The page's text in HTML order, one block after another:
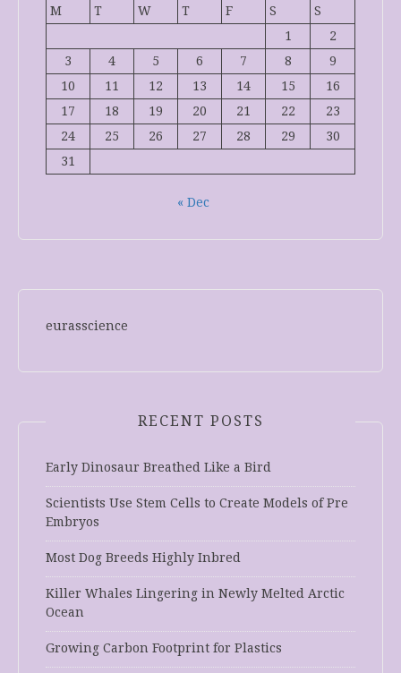
M T W T F S
S
1
2
3
4 5 6 7 8
9
10
11 12 13 14 15
16
17
18 19 20 21 22
23
24
25 26 27 28 29
30
31
« Dec
eurasscience
RECENT POSTS
Early Dinosaur Breathed Like a Bird
Scientists Use Stem Cells to Create Models of Pre
Embryos
Most Dog Breeds Highly Inbred
Killer Whales Lingering in Newly Melted Arctic
Ocean
Growing Carbon Footprint for Plastics